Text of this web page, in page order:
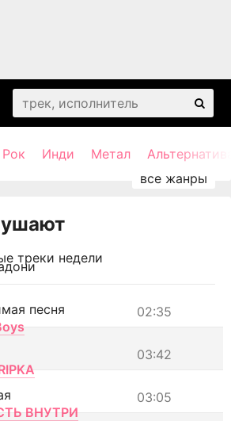
Рок Инди Метал
треки недели
02:35
песня
03:42
03:05
ВНУТРИ